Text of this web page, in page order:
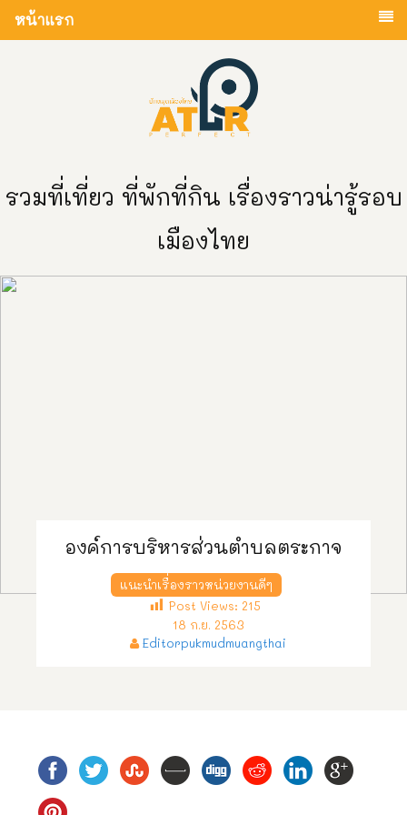
หน้าแรก
รวมที่เที่ยว ที่พักที่กิน เรื่องราวน่ารู้รอบ
เมืองไทย
องค์การบริหารส่วนตำบลตระกาจ
แนะนำเรื่องราวหน่วยงานดีๆ
Post Views: 215
18 ก.ย. 2563
Editorpukmudmuangthai